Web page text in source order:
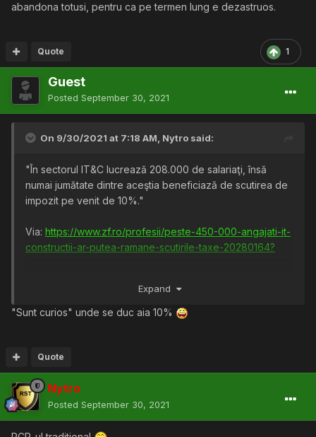
abandona totusi, pentru ca pe termen lung e dezastruos.
1
Quote
Guest
Posted September 30, 2021
On 9/30/2021 at 7:18 AM, Nytro said:
"În sectorul IT&C lucrează 208.000 de salariaţi, însă
numai jumătate dintre aceştia beneficiază de scutirea de
impozit pe venit de 10%."
Via: https://www.zf.ro/profesii/peste-450-000-angajati-it-
constructii-ar-putea-ramane-scutirile-taxe-20280164?
intr-o putere economica mondiala.
Expand
"Sunt curios" unde se duc aia 10%
Quote
Nytro
Posted September 30, 2021